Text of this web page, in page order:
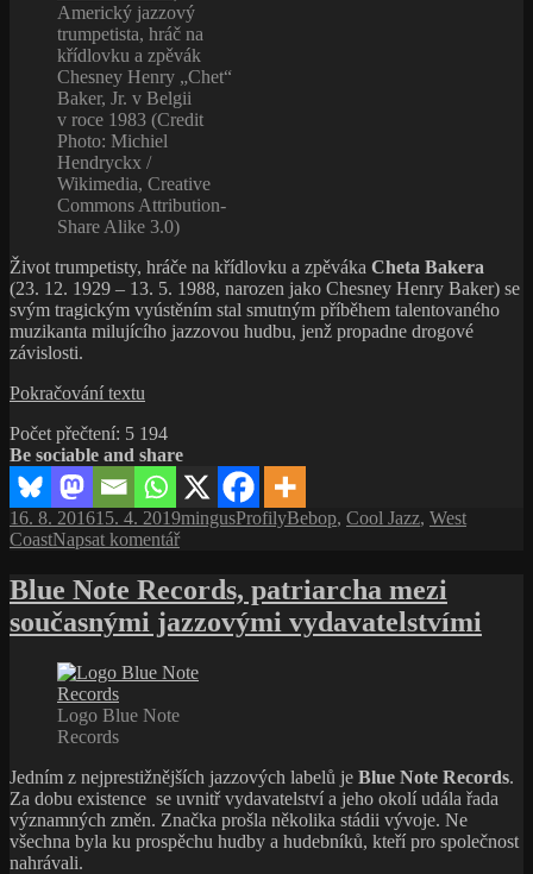
Americký jazzový
trumpetista, hráč na
křídlovku a zpěvák
Chesney Henry „Chet“
Baker, Jr. v Belgii
v roce 1983 (Credit
Photo: Michiel
Hendryckx /
Wikimedia, Creative
Commons Attribution-
Share Alike 3.0)
Život trumpetisty, hráče na křídlovku a zpěváka Cheta Bakera
(23. 12. 1929 – 13. 5. 1988, narozen jako Chesney Henry Baker) se
svým tragickým vyústěním stal smutným příběhem talentovaného
muzikanta milujícího jazzovou hudbu, jenž propadne drogové
závislosti.
Pokračování textu
doživotní
feťák
a westcoastový
trumpetista
Počet přečtení: 5 194
Be sociable and share
Publikováno:
16. 8. 201615. 4. 2019Autor:
mingusRubriky:
ProfilyŠtítky:
Bebop, Cool Jazz, West
CoastNapsat komentářpro
názvem
Chet
doživotní
feťák
a westcoastový
Blue Note Records, patriarcha mezi
současnými jazzovými vydavatelstvími
Logo Blue Note
Records
Jedním z nejprestižnějších jazzových labelů je Blue Note Records.
Za dobu existence se uvnitř vydavatelství a jeho okolí udála řada
významných změn. Značka prošla několika stádii vývoje. Ne
všechna byla ku prospěchu hudby a hudebníků, kteří pro společnost
nahrávali.